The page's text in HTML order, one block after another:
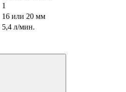
1
16 или 20 мм
5,4 л/мин.